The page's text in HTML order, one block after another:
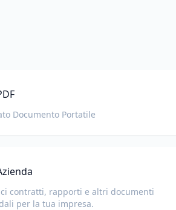
Documento Portatile
contratti, rapporti e altri documenti
per la tua impresa.